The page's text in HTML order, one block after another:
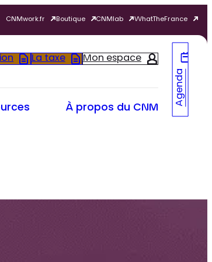
CNMwork.fr Boutique CNMlab WhatTheFrance
La taxe Mon espace
À propos du CNM
Agenda